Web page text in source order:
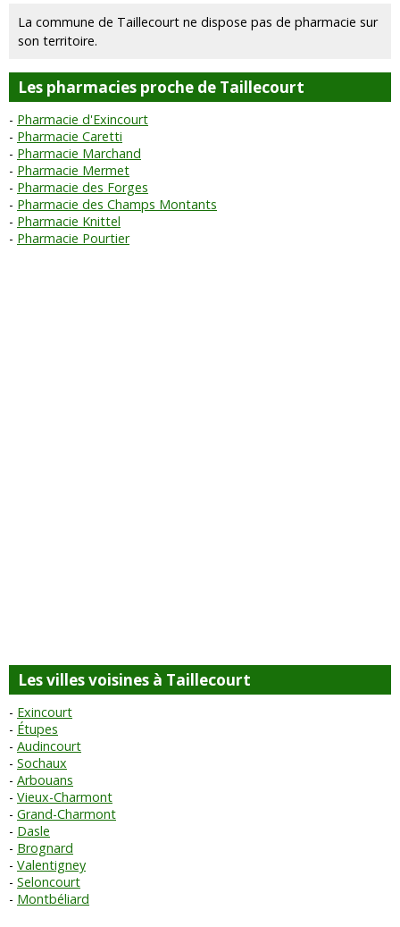
La commune de Taillecourt ne dispose pas de pharmacie sur
son territoire.
Les pharmacies proche de Taillecourt
Pharmacie d'Exincourt
Pharmacie Caretti
Pharmacie Marchand
Pharmacie Mermet
Pharmacie des Forges
Pharmacie des Champs Montants
Pharmacie Knittel
Pharmacie Pourtier
Les villes voisines à Taillecourt
Exincourt
Étupes
Audincourt
Sochaux
Arbouans
Vieux-Charmont
Grand-Charmont
Dasle
Brognard
Valentigney
Seloncourt
Montbéliard